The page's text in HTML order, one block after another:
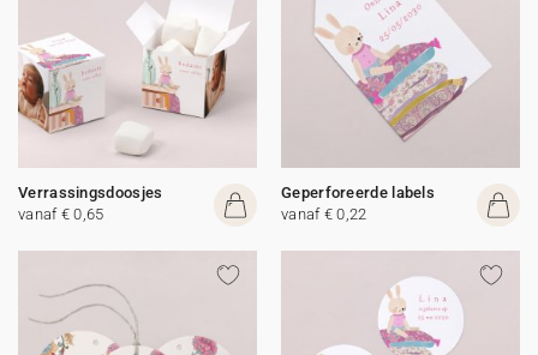
Verrassingsdoosjes
vanaf € 0,65
Geperforeerde labels
vanaf € 0,22